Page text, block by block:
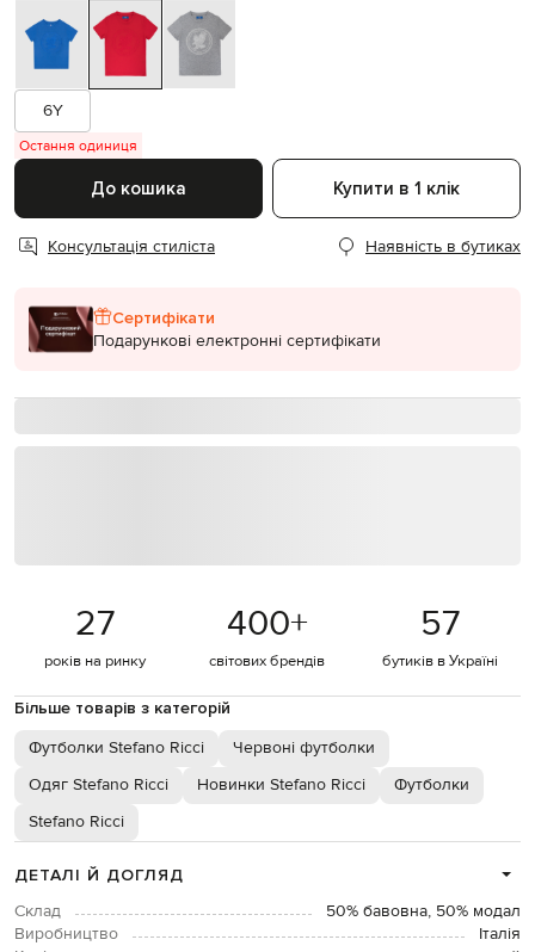
6Y
Остання одиниця
До кошика Купити в 1 клік
Консультація стиліста Наявність в бутиках
Сертифікати
Подарункові електронні сертифікати
27
років на ринку
400+
світових брендів
57
бутиків в Україні
Більше товарів з категорій
Футболки Stefano Ricci
Червоні футболки
Одяг Stefano Ricci
Новинки Stefano Ricci
Футболки
Stefano Ricci
ДЕТАЛІ Й ДОГЛЯД
Склад
50% бавовна, 50% модал
Виробництво
Італія